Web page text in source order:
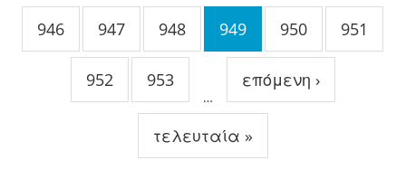
946 947 948 949 950 951
952 953
…
επόμενη ›
τελευταία »